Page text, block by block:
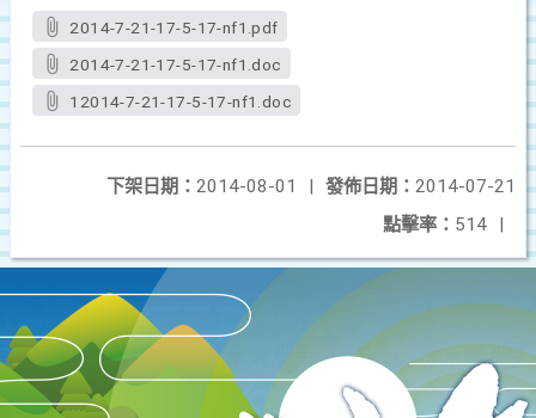
2014-7-21-17-5-17-nf1.pdf
2014-7-21-17-5-17-nf1.doc
12014-7-21-17-5-17-nf1.doc
發佈日期： 2014-07-21
下架日期： 2014-08-01
|
點擊率： 514 |